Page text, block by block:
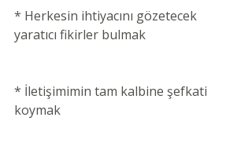
* Herkesin ihtiyacını gözetecek
yaratıcı fikirler bulmak
* İletişimimin tam kalbine şefkati
koymak